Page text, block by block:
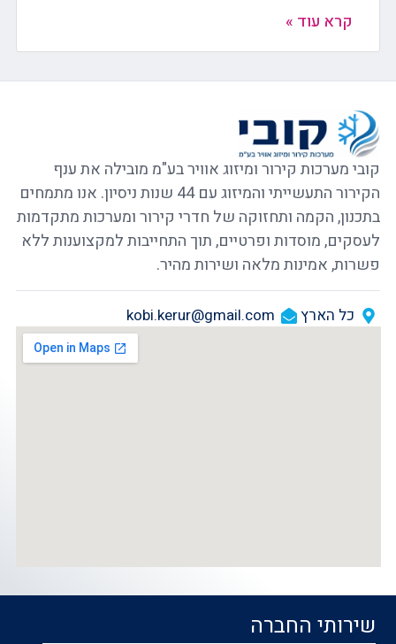
קרא עוד »
קובי מערכות קירור ומיזוג אוויר בע"מ מובילה את ענף
הקירור התעשייתי והמיזוג עם 44 שנות ניסיון. אנו מתמחים
בתכנון, הקמה ותחזוקה של חדרי קירור ומערכות מתקדמות
לעסקים, מוסדות ופרטיים, תוך התחייבות למקצוענות ללא
פשרות, אמינות מלאה ושירות מהיר.
כל הארץ kobi.kerur@gmail.com
שירותי החברה